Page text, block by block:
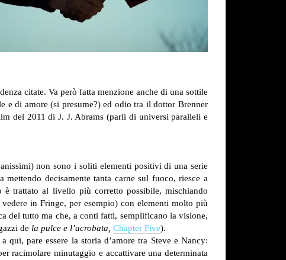
citate. Va però fatta menzione anche di una sottile
e di amore (si presume?) ed odio tra il dottor Brenner
del 2011 di J. J. Abrams (parli di universi paralleli e
non sono i soliti elementi positivi di una serie
decisamente tanta carne sul fuoco, riesce a
trattato al livello più corretto possibile, mischiando
in Fringe, per esempio) con elementi molto più
del tutto ma che, a conti fatti, semplificano la visione,
de la pulce e l’acrobata, Chapter Five).
pare essere la storia d’amore tra Steve e Nancy:
racimolare minutaggio e accattivare una determinata